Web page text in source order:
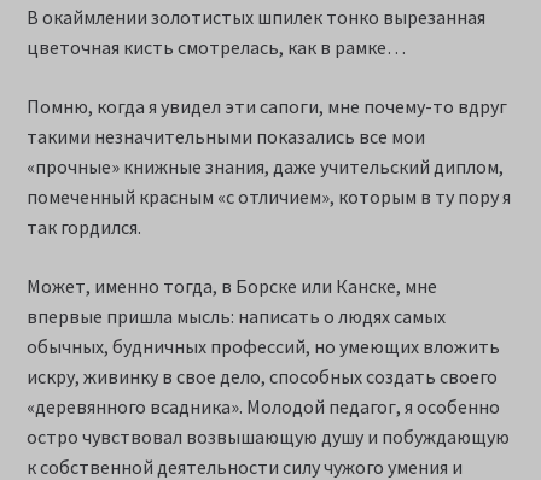
В окаймлении золотистых шпилек тонко вырезанная
цветочная кисть смотрелась, как в рамке…
Помню, когда я увидел эти сапоги, мне почему-то вдруг
такими незначительными показались все мои
«прочные» книжные знания, даже учительский диплом,
помеченный красным «с отличием», которым в ту пору я
так гордился.
Может, именно тогда, в Борске или Канске, мне
впервые пришла мысль: написать о людях самых
обычных, будничных профессий, но умеющих вложить
искру, живинку в свое дело, способных создать своего
«деревянного всадника». Молодой педагог, я особенно
остро чувствовал возвышающую душу и побуждающую
к собственной деятельности силу чужого умения и